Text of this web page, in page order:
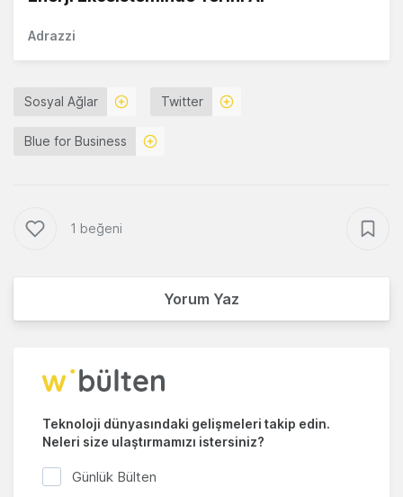
Adrazzi
Sosyal Ağlar Twitter
Blue for Business
1 beğeni
Yorum Yaz
Teknoloji dünyasındaki gelişmeleri takip edin.
Neleri size ulaştırmamızı istersiniz?
Günlük Bülten